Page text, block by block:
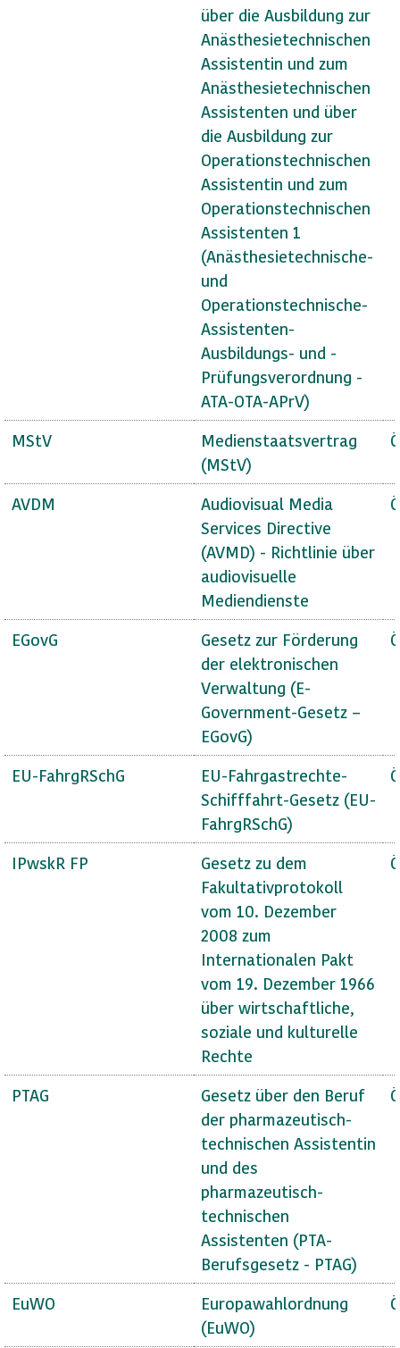
über die Ausbildung zur
Anästhesietechnischen
Assistentin und zum
Anästhesietechnischen
Assistenten und über
die Ausbildung zur
Operationstechnischen
Assistentin und zum
Operationstechnischen
Assistenten 1
(Anästhesietechnische-
und
Operationstechnische-
Assistenten-
Ausbildungs- und -
Prüfungsverordnung -
ATA-OTA-APrV)
MStV
Medienstaatsvertrag
(MStV)
AVDM
Audiovisual Media
Services Directive
(AVMD) - Richtlinie über
audiovisuelle
Mediendienste
EGovG
Gesetz zur Förderung
der elektronischen
Verwaltung (E-
Government-Gesetz –
EGovG)
EU-FahrgRSchG
EU-Fahrgastrechte-
Schifffahrt-Gesetz (EU-
FahrgRSchG)
IPwskR FP
Gesetz zu dem
Fakultativprotokoll
vom 10. Dezember
2008 zum
Internationalen Pakt
vom 19. Dezember 1966
über wirtschaftliche,
soziale und kulturelle
Rechte
PTAG
Gesetz über den Beruf
der pharmazeutisch-
technischen Assistentin
und des
pharmazeutisch-
technischen
Assistenten (PTA-
Berufsgesetz - PTAG)
EuWO
Europawahlordnung
(EuWO)